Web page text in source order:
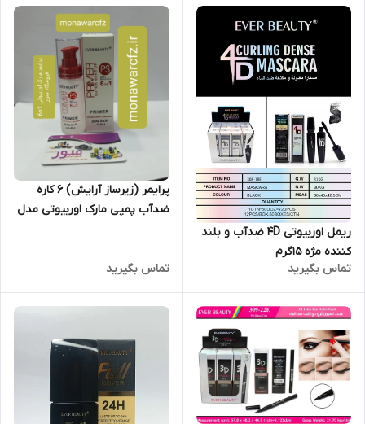
ریمل اوربیوتی 4D ضدآب و بلند
کننده مژه 15گرم
تماس بگیرید
پرایمر (زیرساز آرایش) 6 کاره
ضدآب پمپی مارک اوربیوتی مدل
تماس بگیرید